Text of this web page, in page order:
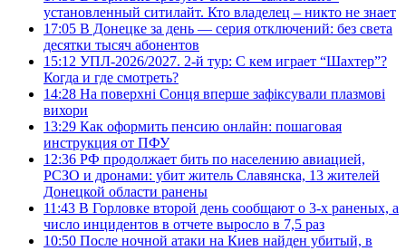
установленный ситилайт. Кто владелец – никто не знает
17:05 В Донецке за день — серия отключений: без света
десятки тысяч абонентов
15:12 УПЛ-2026/2027. 2-й тур: С кем играет “Шахтер”?
Когда и где смотреть?
14:28 На поверхні Сонця вперше зафіксували плазмові
вихори
13:29 Как оформить пенсию онлайн: пошаговая
инструкция от ПФУ
12:36 РФ продолжает бить по населению авиацией,
РСЗО и дронами: убит житель Славянска, 13 жителей
Донецкой области ранены
11:43 В Горловке второй день сообщают о 3-х раненых, а
число инцидентов в отчете выросло в 7,5 раз
10:50 После ночной атаки на Киев найден убитый, в